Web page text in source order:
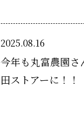
2025.08.16
今年も丸富農園
田ストアーに！！